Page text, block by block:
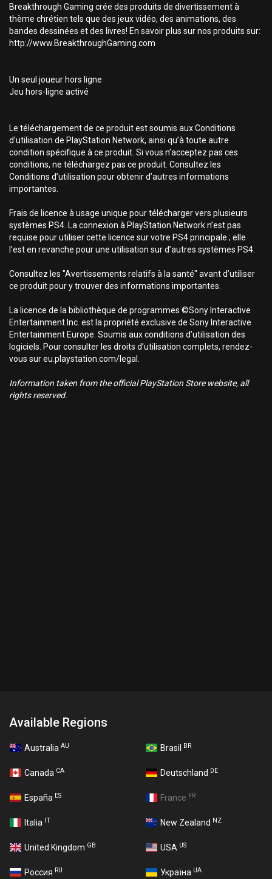
Breakthrough Gaming crée des produits de divertissement à
thème chrétien tels que des jeux vidéo, des animations, des
bandes dessinées et des livres! En savoir plus sur nos produits sur:
http://www.BreakthroughGaming.com
Un seul joueur hors ligne
Jeu hors-ligne activé
Le téléchargement de ce produit est soumis aux Conditions
d’utilisation de PlayStation Network, ainsi qu’à toute autre
condition spécifique à ce produit. Si vous n’acceptez pas ces
conditions, ne téléchargez pas ce produit. Consultez les
Conditions d’utilisation pour obtenir d’autres informations
importantes.
Frais de licence à usage unique pour télécharger vers plusieurs
systèmes PS4. La connexion à PlayStation Network n’est pas
requise pour utiliser cette licence sur votre PS4 principale ; elle
l’est en revanche pour une utilisation sur d’autres systèmes PS4.
Consultez les "Avertissements relatifs à la santé" avant d’utiliser
ce produit pour y trouver des informations importantes.
La licence de la bibliothèque de programmes ©Sony Interactive
Entertainment Inc. est la propriété exclusive de Sony Interactive
Entertainment Europe. Soumis aux conditions d’utilisation des
logiciels. Pour consulter les droits d’utilisation complets, rendez-
vous sur eu.playstation.com/legal.
Information taken from the official PlayStation Store website, all
rights reserved.
Available Regions
Australia AU Brasil BR
Canada CA Deutschland DE
España ES France FR
Italia IT New Zealand NZ
United Kingdom GB USA US
Россия RU Україна UA